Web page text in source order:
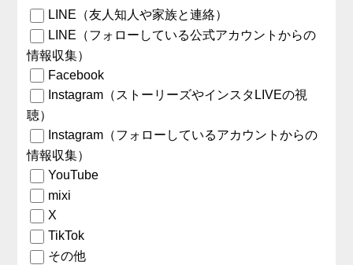
LINE（友人知人や家族と連絡）
LINE（フォローしている公式アカウントからの
情報収集）
Facebook
Instagram（ストーリーズやインスタLIVEの視
聴）
Instagram（フォローしているアカウントからの
情報収集）
YouTube
mixi
X
TikTok
その他